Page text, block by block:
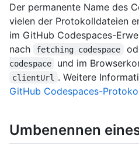
Der permanente Name des
vielen der Protokolldateien
im GitHub Codespaces-
nach
fetching codespace
codespace
und im
clientUrl
. Weitere
GitHub Codespaces-
Umbenennen